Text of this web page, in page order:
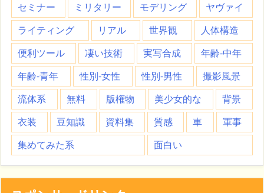
セミナー
ミリタリー モデリング
ヤヴァイ
ライティング
リアル 世界観
人体構造
便利ツール
凄い技術 実写合成
年齢-中年
年齢-青年
性別-女性 性別-男性
撮影風景
流体系
無料 版権物 美少女的な
背景
衣装
豆知識 資料集 質感 車
軍事
集めてみた系
面白い